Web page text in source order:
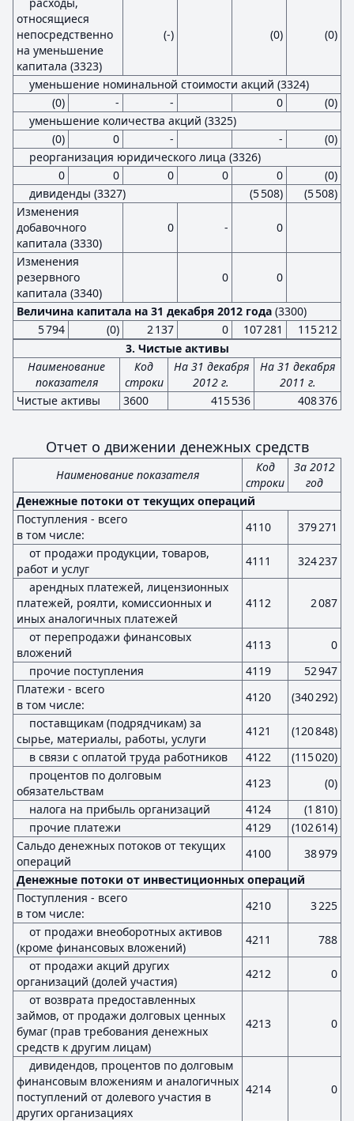
относящиеся
непосредственно
на уменьшение
капитала (3323)
(-) (0) (0)
уменьшение номинальной стоимости акций (3324)
(0)
- - 0
(0)
уменьшение количества акций (3325)
(0)
0 - -
(0)
реорганизация юридического лица (3326)
0
0 0 0 0
(0)
дивиденды (3327)
(5 508)
(5 508)
Изменения
добавочного
капитала (3330)
0 - 0
Изменения
резервного
капитала (3340)
0 0
Величина капитала на 31 декабря 2012 года (3300)
5 794
(0) 2 137 0 107 281
115 212
3. Чистые активы
Наименование
показателя
Код
строки
На 31 декабря
2012 г.
На 31 декабря
2011 г.
Чистые активы
3600 415 536 408 376
Отчет о движении денежных средств
Наименование показателя
Код
строки
За 2012
год
Денежные потоки от текущих операций
Поступления - всего
в том числе:
4110
379 271
от продажи продукции, товаров,
работ и услуг
4111
324 237
арендных платежей, лицензионных
платежей, роялти, комиссионных и
иных аналогичных платежей
4112 2 087
от перепродажи финансовых
вложений
4113
0
прочие поступления
4119
52 947
Платежи - всего
в том числе:
4120
(340 292)
поставщикам (подрядчикам) за
сырье, материалы, работы, услуги
4121
(120 848)
в связи с оплатой труда работников
4122
(115 020)
процентов по долговым
обязательствам
4123
(0)
налога на прибыль организаций
4124
(1 810)
прочие платежи
4129
(102 614)
Сальдо денежных потоков от текущих
операций
4100
38 979
Денежные потоки от инвестиционных операций
Поступления - всего
в том числе:
4210
3 225
от продажи внеоборотных активов
(кроме финансовых вложений)
4211
788
от продажи акций других
организаций (долей участия)
4212
0
от возврата предоставленных
займов, от продажи долговых ценных
бумаг (прав требования денежных
средств к другим лицам)
4213 0
дивидендов, процентов по долговым
финансовым вложениям и аналогичных
поступлений от долевого участия в
других организациях
4214 0